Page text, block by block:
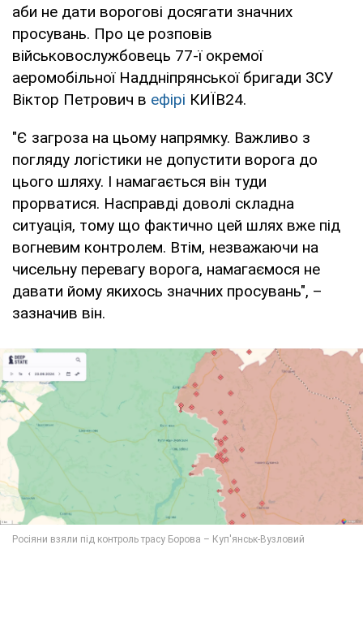
аби не дати ворогові досягати значних
просувань. Про це розповів
військовослужбовець 77-ї окремої
аеромобільної Наддніпрянської бригади ЗСУ
Віктор Петрович в ефірі КИЇВ24.
"Є загроза на цьому напрямку. Важливо з
погляду логістики не допустити ворога до
цього шляху. І намагається він туди
прорватися. Насправді доволі складна
ситуація, тому що фактично цей шлях вже під
вогневим контролем. Втім, незважаючи на
чисельну перевагу ворога, намагаємося не
давати йому якихось значних просувань", –
зазначив він.